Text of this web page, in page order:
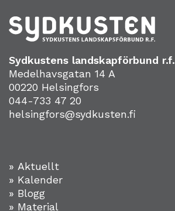
Sydkustens landskapförbund r.f.
Medelhavsgatan 14 A
00220 Helsingfors
044-733 47 20
helsingfors@sydkusten.fi
» Aktuellt
» Kalender
» Blogg
» Material